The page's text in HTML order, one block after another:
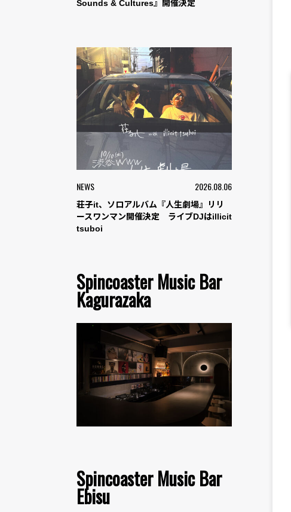
Sounds & Cultures』開催決定
NEWS 2026.08.06
荘子it、ソロアルバム『人生劇場』リリ
ースワンマン開催決定 ライブDJはillicit
tsuboi
Spincoaster Music Bar
Kagurazaka
Spincoaster Music Bar
Ebisu